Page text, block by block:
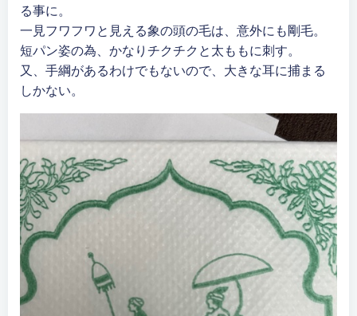
る事に。
一見フワフワと見える象の頭の毛は、意外にも剛毛。
短パン姿の為、かなりチクチクと太ももに刺す。
又、手綱があるわけでもないので、大きな耳に捕まる
しかない。